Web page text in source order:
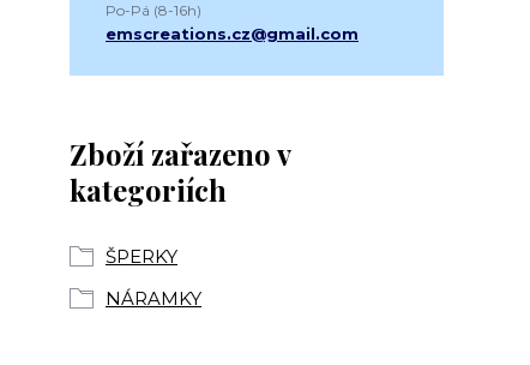
Zboží zařazeno v
kategoriích
ŠPERKY
NÁRAMKY
Po-Pá (8-16h)
emscreations.cz@gmail.com